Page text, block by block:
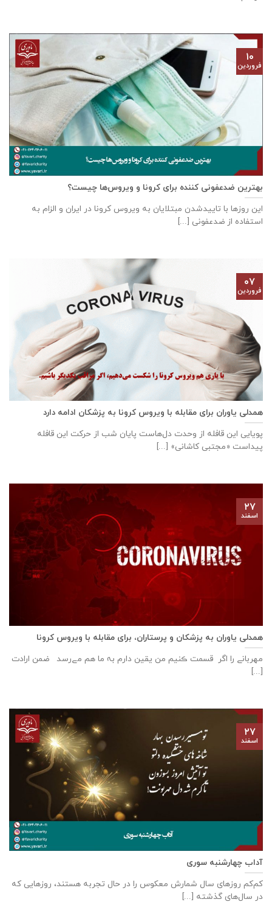
بهترین ضدعفونی کننده برای کرونا و ویروس‌‌ها چیست؟
این روز‌ها با تاییدشدن مبتلایان به ویروس کرونا در ایران و الزام به
استفاده از ضدعفونی [...]
۱۰
فروردین
همدلی یاوران برای مقابله با ویروس کرونا به پزشکان ادامه دارد
پویایی این قافله از وحدت دل‌هاست پایان شب از حرکت این قافله
پیداست «مجتبی کاشانی» [...]
۰۷
فروردین
همدلی یاوران به پزشکان و پرستاران، برای مقابله با ویروس کرونا
مهربانے را اگر قسمت ڪنیم من یقین دارم بہ ما هم مےرسد ضمن ارادت
[...]
۲۷
اسفند
آداب چهارشنبه سوری
کم‌کم روزهای سال شمارش معکوس را در حال تجربه هستند، روزهایی که
در سال‌های گذشته [...]
۲۷
اسفند